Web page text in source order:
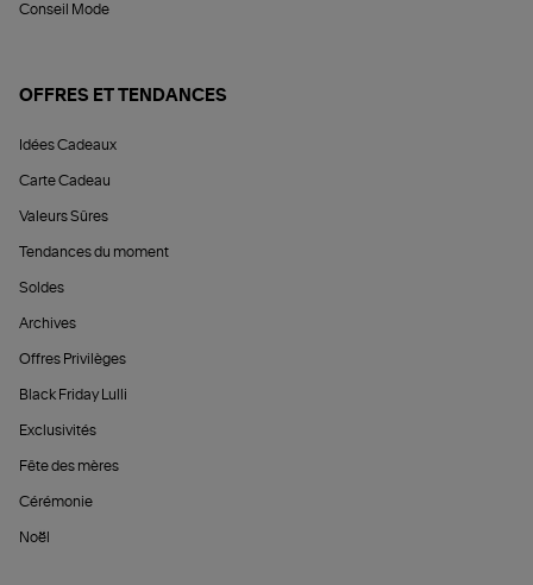
Conseil Mode
OFFRES ET TENDANCES
Idées Cadeaux
Carte Cadeau
Valeurs Sûres
Tendances du moment
Soldes
Archives
Offres Privilèges
Black Friday Lulli
Exclusivités
Fête des mères
Cérémonie
Noël